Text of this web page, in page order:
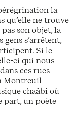
la
qu’elle ne trouve
son objet, la
s’arrêtent,
Si le
ci qui nous
ces rues
Montreuil
chaâbi où
part, un poète